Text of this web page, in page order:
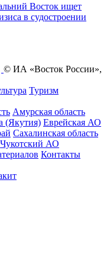
Восток ищет
в судостроении
© ИА «Восток России»,
Туризм
Амурская область
(Якутия) Еврейская АО
Сахалинская область
Чукотский АО
Контакты